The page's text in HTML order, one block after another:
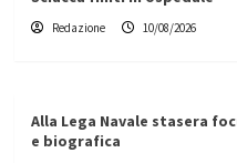
Redazione 10/08/2026
Alla Lega Navale stasera
e biografica